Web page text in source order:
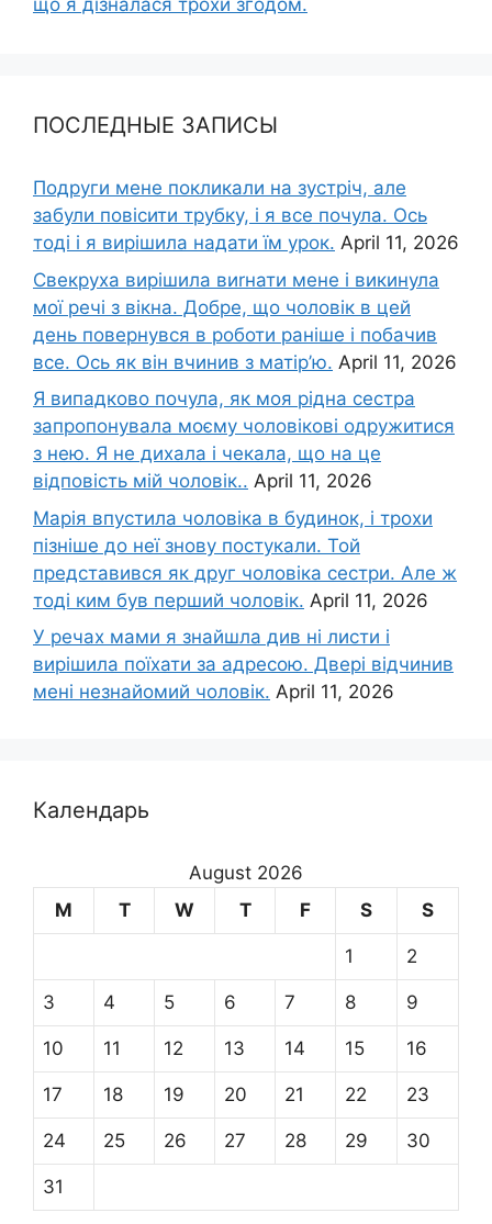
що я дізналася трохи згодом.
ПОСЛЕДНЫЕ ЗАПИСЫ
Подруги мене покликали на зустріч, але
забули повісити трубку, і я все почула. Ось
тоді і я вирішила надати їм урок. April 11, 2026
Свекруха вирішила виrнати мене і викинула
мої речі з вікна. Добре, що чоловік в цей
день повернувся в роботи раніше і побачив
все. Ось як він вчинив з матір’ю. April 11, 2026
Я випадково почула, як моя рідна сестра
запропонувала моєму чоловікові одружитися
з нею. Я не дихала і чекала, що на це
відповість мій чоловік.. April 11, 2026
Марія впустила чоловіка в будинок, і трохи
пізніше до неї знову постукали. Той
представився як друг чоловіка сестри. Але ж
тоді ким був перший чоловік. April 11, 2026
У речах мами я знайшла див ні листи і
вирішила поїхати за адресою. Двері відчинив
мені незнайомий чоловік. April 11, 2026
Календарь
August 2026
M
T W T F S S
1 2
3 4 5 6 7 8 9
10 11 12 13 14 15 16
17 18 19 20 21 22 23
24 25 26 27 28 29 30
31